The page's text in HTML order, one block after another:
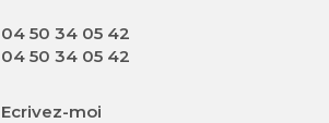
04 50 34 05 42
04 50 34 05 42
Ecrivez-moi